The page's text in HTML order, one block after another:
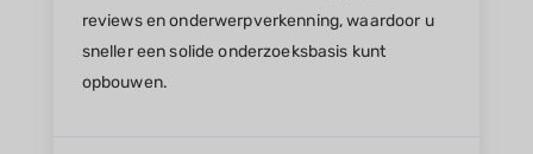
reviews en onderwerpverkenning, waardoor u
sneller een solide onderzoeksbasis kunt
opbouwen.